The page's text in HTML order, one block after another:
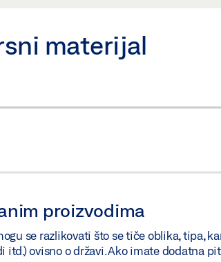
materijal
proizvodima
se razlikovati što se tiče oblika, tipa,
ovisno o državi. Ako imate dodatna